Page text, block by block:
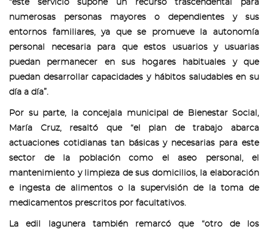
“este servicio supone un recurso trascendental para
numerosas personas mayores o dependientes y sus
entornos familiares, ya que se promueve la autonomía
personal necesaria para que estos usuarios y usuarias
puedan permanecer en sus hogares habituales y que
puedan desarrollar capacidades y hábitos saludables en su
día a día”.
Por su parte, la concejala municipal de Bienestar Social,
María Cruz, resaltó que “el plan de trabajo abarca
actuaciones cotidianas tan básicas y necesarias para este
sector de la población como el aseo personal, el
mantenimiento y limpieza de sus domicilios, la elaboración
e ingesta de alimentos o la supervisión de la toma de
medicamentos prescritos por facultativos.
La edil lagunera también remarcó que “otro de los